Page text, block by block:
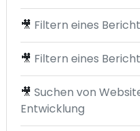
🎥 Filtern eines
🎥 Filtern eines
🎥 Suchen von
Entwicklung